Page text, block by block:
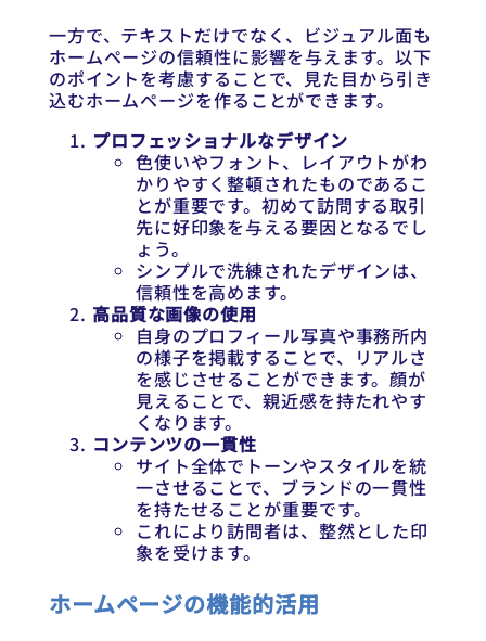
一方で、テキストだけでなく、ビジュアル面も
ホームページの信頼性に影響を与えます。以下
のポイントを考慮することで、見た目から引き
込むホームページを作ることができます。
プロフェッショナルなデザイン
色使いやフォント、レイアウトがわ
かりやすく整頓されたものであるこ
とが重要です。初めて訪問する取引
先に好印象を与える要因となるでし
ょう。
シンプルで洗練されたデザインは、
信頼性を高めます。
高品質な画像の使用
自身のプロフィール写真や事務所内
の様子を掲載することで、リアルさ
を感じさせることができます。顔が
見えることで、親近感を持たれやす
くなります。
コンテンツの一貫性
サイト全体でトーンやスタイルを統
一させることで、ブランドの一貫性
を持たせることが重要です。
これにより訪問者は、整然とした印
象を受けます。
ホームページの機能的活用